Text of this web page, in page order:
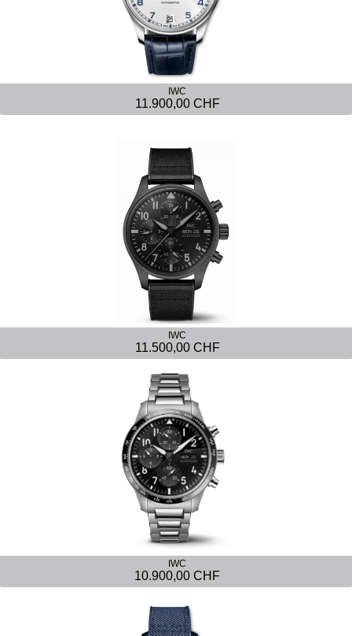
IWC
11.900,00 CHF
IWC
11.500,00 CHF
IWC
10.900,00 CHF